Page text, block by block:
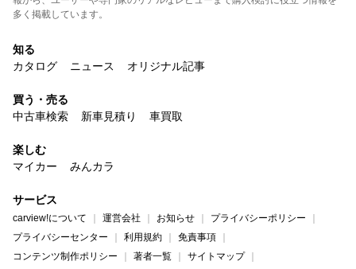
多く掲載しています。
知る
カタログ
ニュース オリジナル記事
買う・売る
中古車検索
新車見積り 車買取
楽しむ
マイカー
みんカラ
サービス
carview!について 運営会社 お知らせ
プライバシーポリシー
プライバシーセンター
利用規約
免責事項
コンテンツ制作ポリシー
著者一覧
サイトマップ